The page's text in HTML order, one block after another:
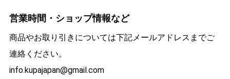
営業時間・ショップ情報など
商品やお取り引きについては下記メールアドレスまでご
連絡ください。
info.kupajapan@gmail.com